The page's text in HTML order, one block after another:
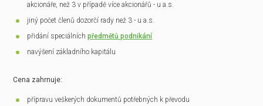
akcionáře, než 3 v případě více akcionářů - u a.s.
jiný počet členů dozorčí rady než 3 - u a.s.
přidání speciálníchpředmětů podnikání
navýšení základního kapitálu
Cena zahrnuje:
přípravu veškerých dokumentů potřebných k převodu